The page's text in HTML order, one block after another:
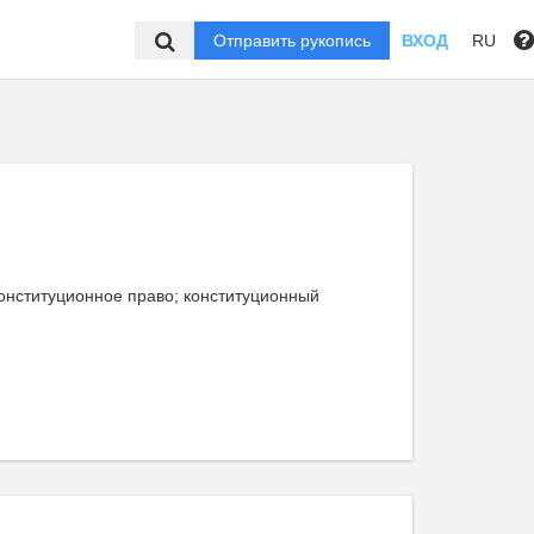
Отправить рукопись ВХОД RU
право; конституционный